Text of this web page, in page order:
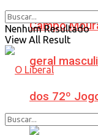
Campo
geral
dos 72º
Nenhum Resultado
View All Result